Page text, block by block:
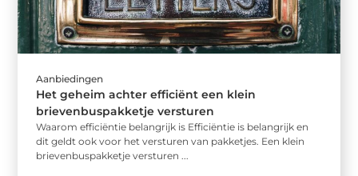
Aanbiedingen
Het geheim achter efficiënt een klein
brievenbuspakketje versturen
Waarom efficiëntie belangrijk is Efficiëntie is belangrijk en
dit geldt ook voor het versturen van pakketjes. Een klein
brievenbuspakketje versturen ...